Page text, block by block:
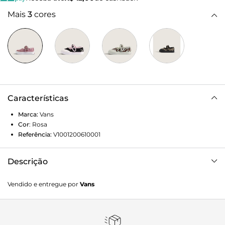
Mais 3 cores
Características
Marca: Vans
Cor: Rosa
Referência: V1001200610001
Descrição
feminilidade, o Tênis Mary Jane Glitter Pink Dazzled Dawn
Infantil eleva essa silhueta atemporal a um novo patamar.
borracha, costuras contrastantes e o solado waffle de
Vendido e entregue por Vans